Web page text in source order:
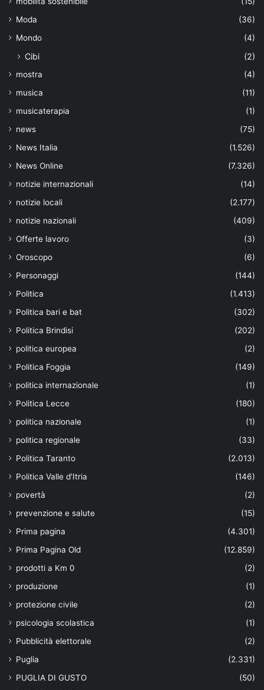
Moda
(36)
Mondo
(4)
Cibi (2)
mostra
(4)
musica
(11)
musicaterapia
(1)
news
(75)
News Italia
(1.526)
News Online
(7.326)
notizie internazionali
(14)
notizie locali
(2.177)
notizie nazionali
(409)
Offerte lavoro
(3)
Oroscopo
(6)
Personaggi
(144)
Politica
(1.413)
Politica bari e bat
(302)
Politica Brindisi
(202)
politica europea
(2)
Politica Foggia
(149)
politica internazionale
(1)
Politica Lecce
(180)
politica nazionale
(1)
politica regionale
(33)
Politica Taranto
(2.013)
Politica Valle d'Itria
(146)
povertà
(2)
prevenzione e salute
(15)
Prima pagina
(4.301)
Prima Pagina Old
(12.859)
prodotti a Km 0
(2)
produzione
(1)
protezione civile
(2)
psicologia scolastica
(1)
Pubblicità elettorale
(2)
Puglia
(2.331)
PUGLIA DI GUSTO
(50)